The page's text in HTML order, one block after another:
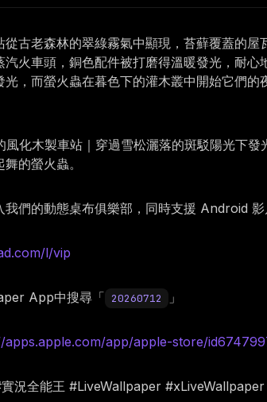
從古老森林的翠綠霧氣中顯現，苔蘚覆蓋的
汽火車頭，銅色配件被打磨得溫暖發光，耐
，而螢火蟲在暮色下的灌木叢中開始它們
化木製車站｜穿過雪松灑落的斑駁陽光下
的螢火蟲。
們的動態桌布俱樂部，同時支援 Android 影
l/vip
App中搜尋「 20260712 」
app/apple-store/
況全能王 #LiveWallpaper